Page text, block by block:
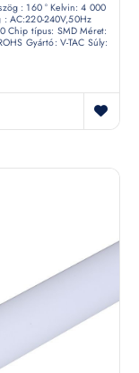
: 160 ° Kelvin: 4 000
: AC:220-240V,50Hz
Chip típus: SMD Méret:
Gyártó: V-TAC Súly: